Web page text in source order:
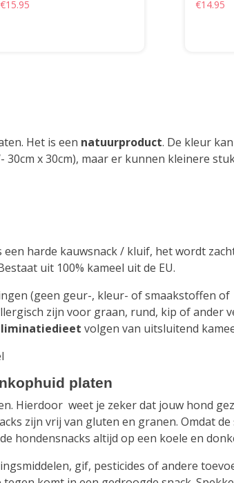
€15.95 €14.95
Het is een natuurproduct. De kleur
x 30cm), maar er kunnen kleinere
harde kauwsnack / kluif, het wordt
uit 100% kameel uit de EU.
(geen geur-, kleur- of smaakstoffen of
zijn voor graan, rund, kip of ander
volgen van uitsluitend
platen
Hierdoor weet je zeker dat jouw hond
zijn vrij van gluten en granen. Omdat
hondensnacks altijd op een koele en
gif, pesticides of andere